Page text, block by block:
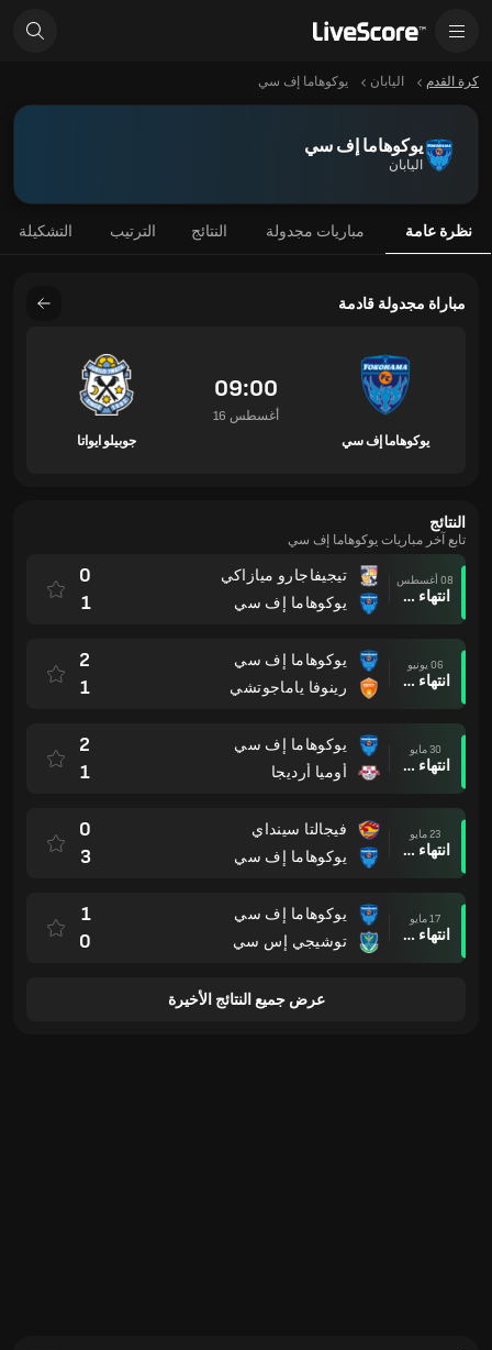
كرة القدم اليابان يوكوهاما إف سي
يوكوهاما إف سي
اليابان
نظرة عامة مباريات مجدولة النتائج الترتيب التشكيلة
مباراة مجدولة قادمة
يوكوهاما إف سي
09:00
16 أغسطس
جوبيلو ايواتا
النتائج
تابع آخر مباريات يوكوهاما إف سي
08 أغسطس
انتهاء وقت المباراة
تيجيفاجارو ميازاكي
يوكوهاما إف سي
0
1
06 يونيو
انتهاء وقت المباراة
يوكوهاما إف سي
رينوفا ياماجوتشي
2
1
30 مايو
انتهاء وقت المباراة
يوكوهاما إف سي
أوميا أرديجا
2
1
23 مايو
انتهاء وقت المباراة
فيجالتا سينداي
يوكوهاما إف سي
0
3
17 مايو
انتهاء وقت المباراة
يوكوهاما إف سي
توشيجي إس سي
1
0
عرض جميع النتائج الأخيرة